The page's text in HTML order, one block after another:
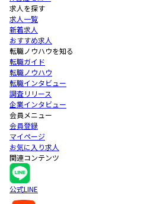
求人を探す
求人一覧
新着求人
おすすめ求人
転職ノウハウを知る
転職ガイド
転職ノウハウ
転職インタビュー
調査リリース
企業インタビュー
会員メニュー
会員登録
マイページ
お気に入り求人
関連コンテンツ
公式LINE